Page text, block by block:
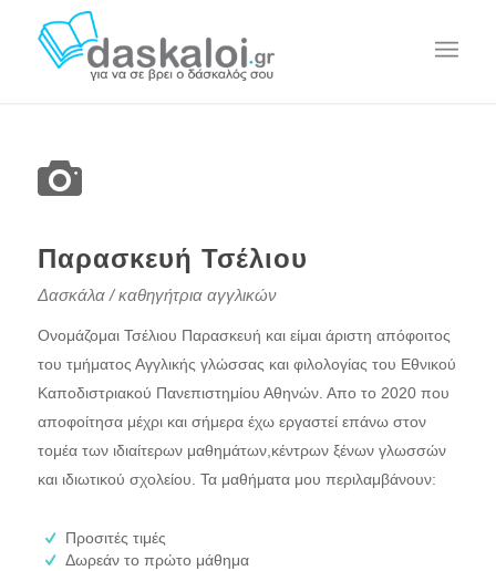
Παρασκευή Τσέλιου
Δασκάλα / καθηγήτρια αγγλικών
Ονομάζομαι Τσέλιου Παρασκευή και είμαι άριστη απόφοιτος
του τμήματος Αγγλικής γλώσσας και φιλολογίας του Εθνικού
Καποδιστριακού Πανεπιστημίου Αθηνών. Απο το 2020 που
αποφοίτησα μέχρι και σήμερα έχω εργαστεί επάνω στον
τομέα των ιδιαίτερων μαθημάτων,κέντρων ξένων γλωσσών
και ιδιωτικού σχολείου. Τα μαθήματα μου περιλαμβάνουν:
Προσιτές τιμές
Δωρεάν το πρώτο μάθημα